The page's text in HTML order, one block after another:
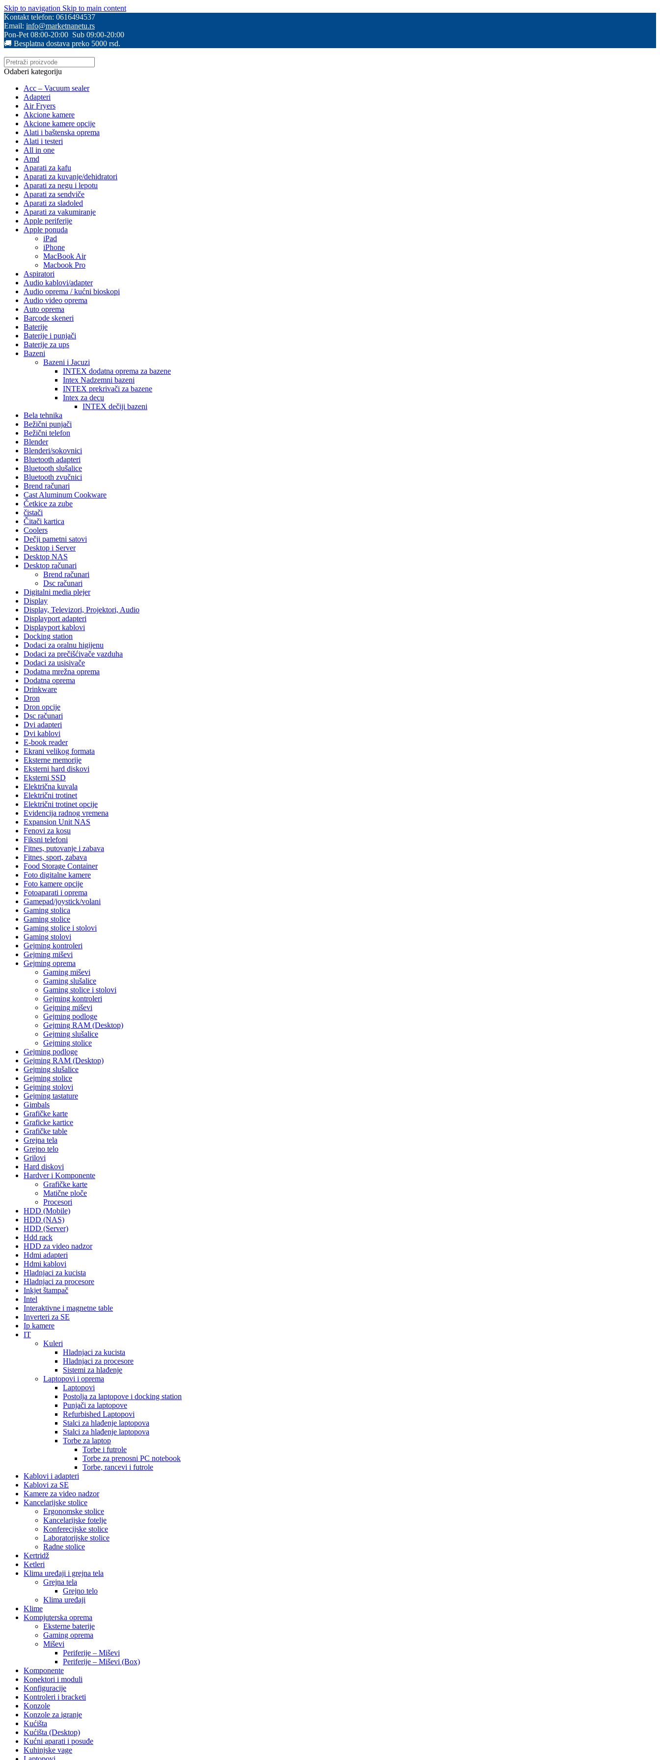
Skip to navigation Skip to main content
Kontakt telefon: 0616494537
Email: info@marketnanetu.rs
Pon-Pet 08:00-20:00 Sub 09:00-20:00
🚚 Besplatna dostava preko 5000 rsd.
Odaberi kategoriju
Acc – Vacuum sealer
Adapteri
Air Fryers
Akcione kamere
Akcione kamere opcije
Alati i baštenska oprema
Alati i testeri
All in one
Amd
Aparati za kafu
Aparati za kuvanje/dehidratori
Aparati za negu i lepotu
Aparati za sendviče
Aparati za sladoled
Aparati za vakumiranje
Apple periferije
Apple ponuda
iPad
iPhone
MacBook Air
Macbook Pro
Aspiratori
Audio kablovi/adapter
Audio oprema / kućni bioskopi
Audio video oprema
Auto oprema
Barcode skeneri
Baterije
Baterije i punjači
Baterije za ups
Bazeni
Bazeni i Jacuzi
INTEX dodatna oprema za bazene
Intex Nadzemni bazeni
INTEX prekrivači za bazene
Intex za decu
INTEX dečiji bazeni
Bela tehnika
Bežični punjači
Bežični telefon
Blender
Blenderi/sokovnici
Bluetooth adapteri
Bluetooth slušalice
Bluetooth zvučnici
Brend računari
Cast Aluminum Cookware
Četkice za zube
čistači
Čitači kartica
Coolers
Dečji pametni satovi
Desktop i Server
Desktop NAS
Desktop računari
Brend računari
Dsc računari
Digitalni media plejer
Display
Display, Televizori, Projektori, Audio
Displayport adapteri
Displayport kablovi
Docking station
Dodaci za oralnu higijenu
Dodaci za prečišćivače vazduha
Dodaci za usisivače
Dodatna mrežna oprema
Dodatna oprema
Drinkware
Dron
Dron opcije
Dsc računari
Dvi adapteri
Dvi kablovi
E-book reader
Ekrani velikog formata
Eksterne memorije
Eksterni hard diskovi
Eksterni SSD
Električna kuvala
Električni trotinet
Električni trotinet opcije
Evidencija radnog vremena
Expansion Unit NAS
Fenovi za kosu
Fiksni telefoni
Fitnes, putovanje i zabava
Fitnes, sport, zabava
Food Storage Container
Foto digitalne kamere
Foto kamere opcije
Fotoaparati i oprema
Gamepad/joystick/volani
Gaming stolica
Gaming stolice
Gaming stolice i stolovi
Gaming stolovi
Gejming kontroleri
Gejming miševi
Gejming oprema
Gaming miševi
Gaming slušalice
Gaming stolice i stolovi
Gejming kontroleri
Gejming miševi
Gejming podloge
Gejming RAM (Desktop)
Gejming slušalice
Gejming stolice
Gejming podloge
Gejming RAM (Desktop)
Gejming slušalice
Gejming stolice
Gejming stolovi
Gejming tastature
Gimbals
Grafičke karte
Graficke kartice
Grafičke table
Grejna tela
Grejno telo
Grilovi
Hard diskovi
Hardver i Komponente
Grafičke karte
Matične ploče
Procesori
HDD (Mobile)
HDD (NAS)
HDD (Server)
Hdd rack
HDD za video nadzor
Hdmi adapteri
Hdmi kablovi
Hladnjaci za kucista
Hladnjaci za procesore
Inkjet štampač
Intel
Interaktivne i magnetne table
Inverteri za SE
Ip kamere
IT
Kuleri
Hladnjaci za kucista
Hladnjaci za procesore
Sistemi za hlađenje
Laptopovi i oprema
Laptopovi
Postolja za laptopove i docking station
Punjači za laptopove
Refurbished Laptopovi
Stalci za hlađenje laptopova
Stalci za hlađenje laptopova
Torbe za laptop
Torbe i futrole
Torbe za prenosni PC notebook
Torbe, rancevi i futrole
Kablovi i adapteri
Kablovi za SE
Kamere za video nadzor
Kancelarijske stolice
Ergonomske stolice
Kancelarijske fotelje
Konferecijske stolice
Laboratorijske stolice
Radne stolice
Kertridž
Ketleri
Klima uređaji i grejna tela
Grejna tela
Grejno telo
Klima uređaji
Klime
Kompjuterska oprema
Eksterne baterije
Gaming oprema
Miševi
Periferije – Miševi
Periferije – Miševi (Box)
Komponente
Konektori i moduli
Konfiguracije
Kontroleri i bracketi
Konzole
Konzole za igranje
Kućišta
Kućišta (Desktop)
Kućni aparati i posuđe
Kuhinjske vage